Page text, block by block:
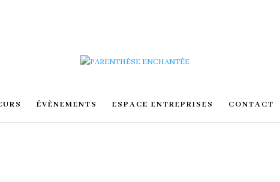
ÉVÈNEMENTS ESPACE ENTREPRISES CONTACT